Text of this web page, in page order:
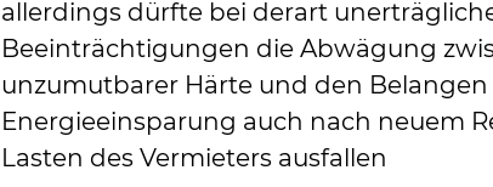
allerdings dürfte bei derart
Beeinträchtigungen die Abwägung
unzumutbarer Härte und den
Energieeinsparung auch nach neuem
Lasten des Vermieters ausfallen